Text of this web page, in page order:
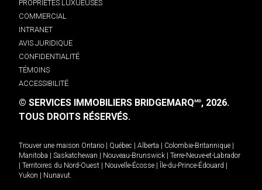
PROPRIÉTÉS LUXUEUSES
COMMERCIAL
INTRANET
AVIS JURIDIQUE
CONFIDENTIALITÉ
TÉMOINS
ACCESSIBILITÉ
© SERVICES IMMOBILIERS BRIDGEMARQMD, 2026.
TOUS DROITS RÉSERVÉS.
Trouver une maison Ontario Québec Alberta Colombie-Britannique
Manitoba
Saskatchewan Nouveau-Brunswick
Terre-Neuve-et-Labrador
Territoires du Nord-Ouest Nouvelle-Écosse Île-du-Prince-Édouard
Yukon
Nunavut.